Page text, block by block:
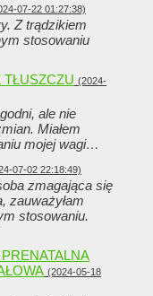
07-22 01:27:38)
Z trądzikiem
stosowaniu
TŁUSZCZU (2024-
ale nie
Miałem
mojej wagi…
07-02 22:18:49)
zmagająca się
zauważyłam
stosowaniu.
(2024-05-18